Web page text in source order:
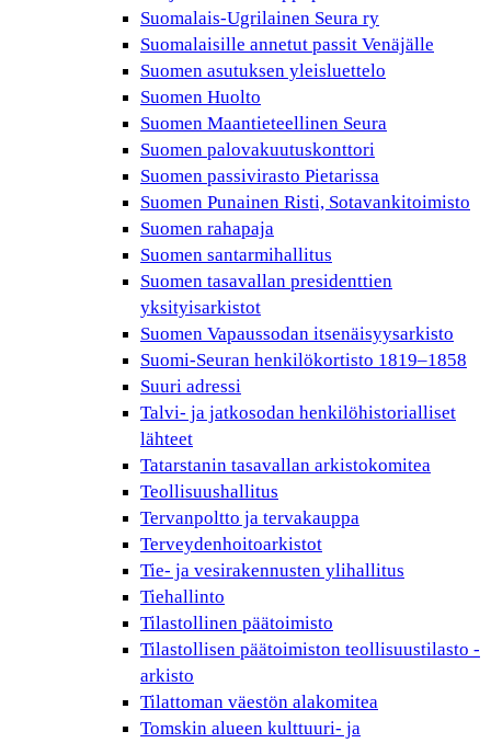
Suomalais-Ugrilainen Seura ry
Suomalaisille annetut passit Venäjälle
Suomen asutuksen yleisluettelo
Suomen Huolto
Suomen Maantieteellinen Seura
Suomen palovakuutuskonttori
Suomen passivirasto Pietarissa
Suomen Punainen Risti, Sotavankitoimisto
Suomen rahapaja
Suomen santarmihallitus
Suomen tasavallan presidenttien
yksityisarkistot
Suomen Vapaussodan itsenäisyysarkisto
Suomi-Seuran henkilökortisto 1819–1858
Suuri adressi
Talvi- ja jatkosodan henkilöhistorialliset
lähteet
Tatarstanin tasavallan arkistokomitea
Teollisuushallitus
Tervanpoltto ja tervakauppa
Terveydenhoitoarkistot
Tie- ja vesirakennusten ylihallitus
Tiehallinto
Tilastollinen päätoimisto
Tilastollisen päätoimiston teollisuustilasto -
arkisto
Tilattoman väestön alakomitea
Tomskin alueen kulttuuri- ja